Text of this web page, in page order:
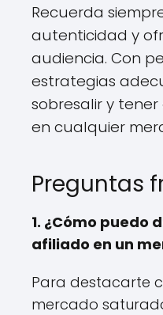
Recuerda
autenticidad y
audiencia. Con
estrategias
sobresalir y
en cualquier
Preguntas
1. ¿Cómo puedo
afiliado en un
Para destacarte
mercado